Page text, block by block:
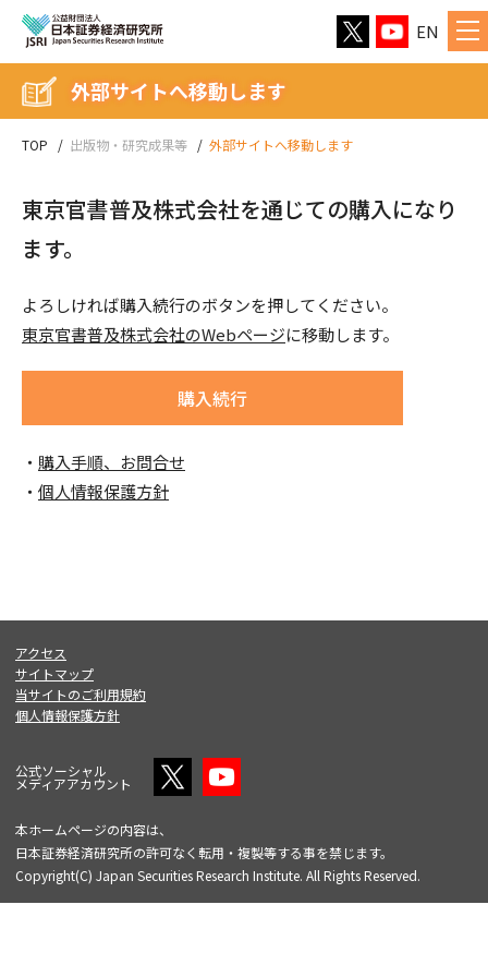
EN
TOP 出版物・研究成果等 外部サイトへ移動します
外部サイトへ移動します
東京官書普及株式会社を通じての購入になり
ます。
よろしければ購入続行のボタンを押してください。
東京官書普及株式会社のWebページに移動します。
購入続行
購入手順、お問合せ
個人情報保護方針
アクセス
サイトマップ
当サイトのご利用規約
個人情報保護方針
公式ソーシャル
メディアアカウント
本ホームページの内容は、
日本証券経済研究所の許可なく転用・複製等する事を禁じます。
Copyright(C) Japan Securities Research Institute. All Rights Reserved.